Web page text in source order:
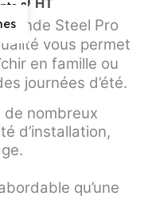
&
HT
ronde Steel Pro
vous permet
en famille ou
journées d’été.
de nombreux
d’installation,
qu’une